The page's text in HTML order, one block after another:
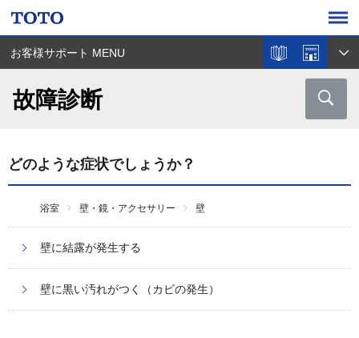
お客様サポート MENU
故障診断
どのような症状でしょうか？
浴室 壁・鏡・アクセサリー 壁
壁に結露が発生する
壁に黒い汚れがつく（カビの発生）